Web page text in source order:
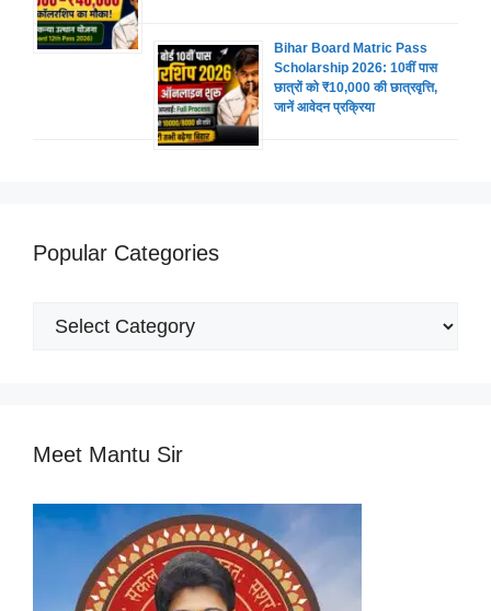
Bihar Board Matric Pass
Scholarship 2026: 10वीं पास
छात्रों को ₹10,000 की छात्रवृत्ति,
जानें आवेदन प्रक्रिया
Popular Categories
Popular
Meet Mantu Sir